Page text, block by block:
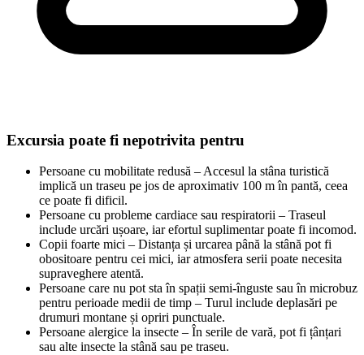
Excursia poate fi nepotrivita pentru
Persoane cu mobilitate redusă – Accesul la stâna turistică
implică un traseu pe jos de aproximativ 100 m în pantă, ceea
ce poate fi dificil.
Persoane cu probleme cardiace sau respiratorii – Traseul
include urcări ușoare, iar efortul suplimentar poate fi incomod.
Copii foarte mici – Distanța și urcarea până la stână pot fi
obositoare pentru cei mici, iar atmosfera serii poate necesita
supraveghere atentă.
Persoane care nu pot sta în spații semi-înguste sau în microbuz
pentru perioade medii de timp – Turul include deplasări pe
drumuri montane și opriri punctuale.
Persoane alergice la insecte – În serile de vară, pot fi țânțari
sau alte insecte la stână sau pe traseu.